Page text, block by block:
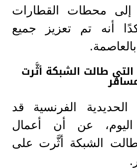
إلى محطات القطارات
أنه تم تعزيز جميع
بالعاصمة.
التي طالت الشبكة أثَّرت
الفرنسية قد
عن أن أعمال
طالت الشبكة أثَّرت على